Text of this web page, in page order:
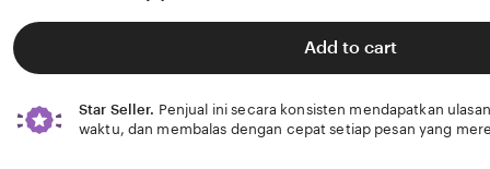
of
Add to cart
Star Seller. Penjual ini secara konsisten mendapatkan
waktu, dan membalas dengan cepat setiap pesan yang